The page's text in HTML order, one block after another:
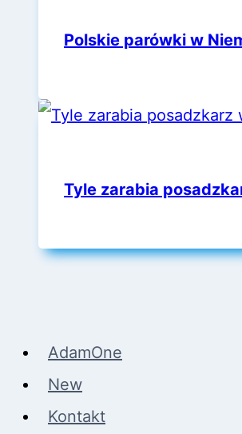
Polskie parówki w
Tyle zarabia
AdamOne
New
Kontakt